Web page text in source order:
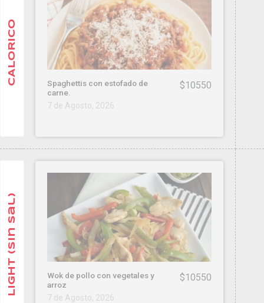
CALORICO
Light (sin sal)
Spaghettis con estofado de
carne.
$10550
7 de Agosto, 2026
Wok de pollo con vegetales y
arroz
$10550
7 de Agosto, 2026